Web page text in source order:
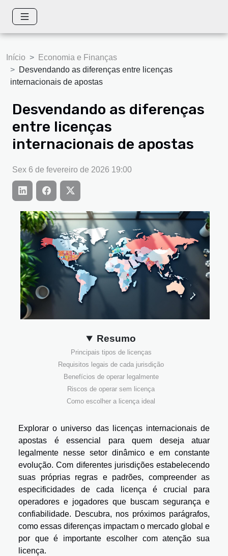
Início
Economia e Finanças
Desvendando as diferenças entre licenças
internacionais de apostas
Desvendando as diferenças
entre licenças
internacionais de apostas
Sex 6 de fevereiro de 2026 19:00
Resumo
Principais tipos de licenças
Requisitos legais de cada jurisdição
Benefícios de operar legalmente
Riscos de operar sem licença
Como escolher a licença ideal
Explorar o universo das licenças internacionais de
apostas é essencial para quem deseja atuar
legalmente nesse setor dinâmico e em constante
evolução. Com diferentes jurisdições estabelecendo
suas próprias regras e padrões, compreender as
especificidades de cada licença é crucial para
operadores e jogadores que buscam segurança e
confiabilidade. Descubra, nos próximos parágrafos,
como essas diferenças impactam o mercado global e
por que é importante escolher com atenção sua
licença.